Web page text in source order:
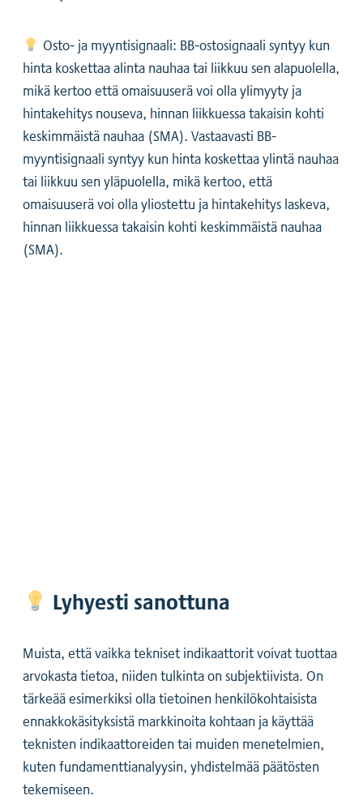
Osto- ja myyntisignaali: BB-ostosignaali syntyy kun
hinta koskettaa alinta nauhaa tai liikkuu sen alapuolella,
mikä kertoo että omaisuuserä voi olla ylimyyty ja
hintakehitys nouseva, hinnan liikkuessa takaisin kohti
keskimmäistä nauhaa (SMA). Vastaavasti BB-
myyntisignaali syntyy kun hinta koskettaa ylintä nauhaa
tai liikkuu sen yläpuolella, mikä kertoo, että
omaisuuserä voi olla yliostettu ja hintakehitys laskeva,
hinnan liikkuessa takaisin kohti keskimmäistä nauhaa
(SMA).
Lyhyesti sanottuna
Muista, että vaikka tekniset indikaattorit voivat tuottaa
arvokasta tietoa, niiden tulkinta on subjektiivista. On
tärkeää esimerkiksi olla tietoinen henkilökohtaisista
ennakkokäsityksistä markkinoita kohtaan ja käyttää
teknisten indikaattoreiden tai muiden menetelmien,
kuten fundamenttianalyysin, yhdistelmää päätösten
tekemiseen.